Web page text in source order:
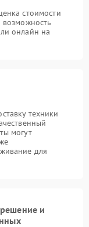
стоимости
возможность
онлайн на
техники
могут
для
и